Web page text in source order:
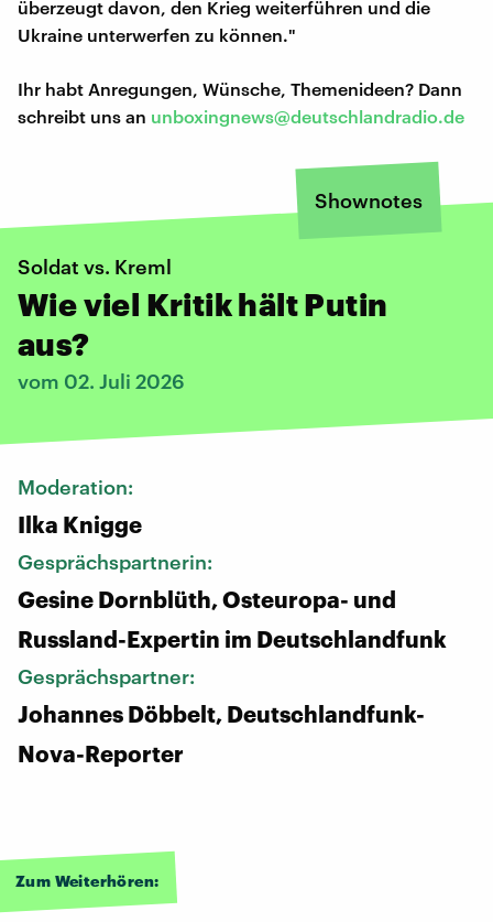
überzeugt davon, den Krieg weiterführen und die
Ukraine unterwerfen zu können."
Ihr habt Anregungen, Wünsche, Themenideen? Dann
schreibt uns an unboxingnews@deutschlandradio.de
Shownotes
Soldat vs. Kreml
Wie viel Kritik hält Putin
aus?
vom 02. Juli 2026
Moderation:
Ilka Knigge
Gesprächspartnerin:
Gesine Dornblüth, Osteuropa- und
Russland-Expertin im Deutschlandfunk
Gesprächspartner:
Johannes Döbbelt, Deutschlandfunk-
Nova-Reporter
Zum Weiterhören: